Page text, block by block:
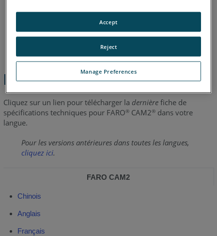
Étapes rapides
Cliquez sur un lien pour télécharger la dernièrefiche de
spécifications techniques pour FARO®CAM2®dans votre
langue.
Pour les versions antérieures dans toutes les langues,
cliquez ici.
FARO CAM2
Chinois
Anglais
Français
Manage Preferences
Reject
Accept